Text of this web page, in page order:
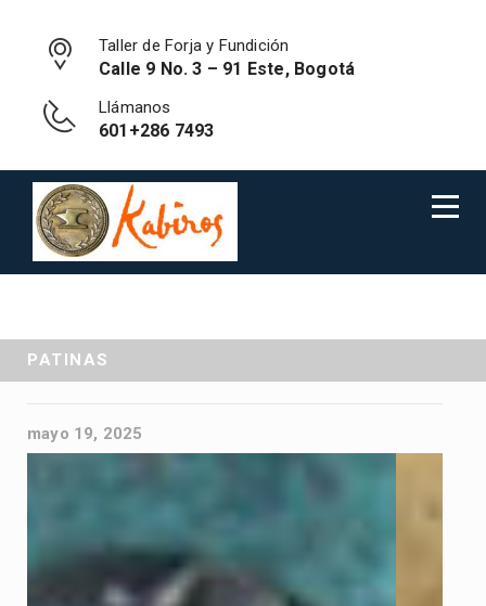
Taller de Forja y Fundición
Calle 9 No. 3 – 91 Este, Bogotá
Llámanos
601+286 7493
PATINAS
mayo 19, 2025